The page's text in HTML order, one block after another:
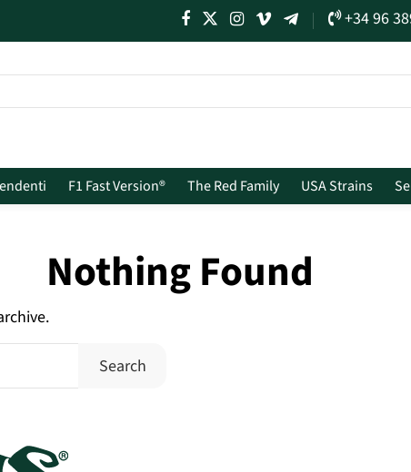
+34 96
F1 Fast Version® The Red Family USA Strains
Nothing Found
Search